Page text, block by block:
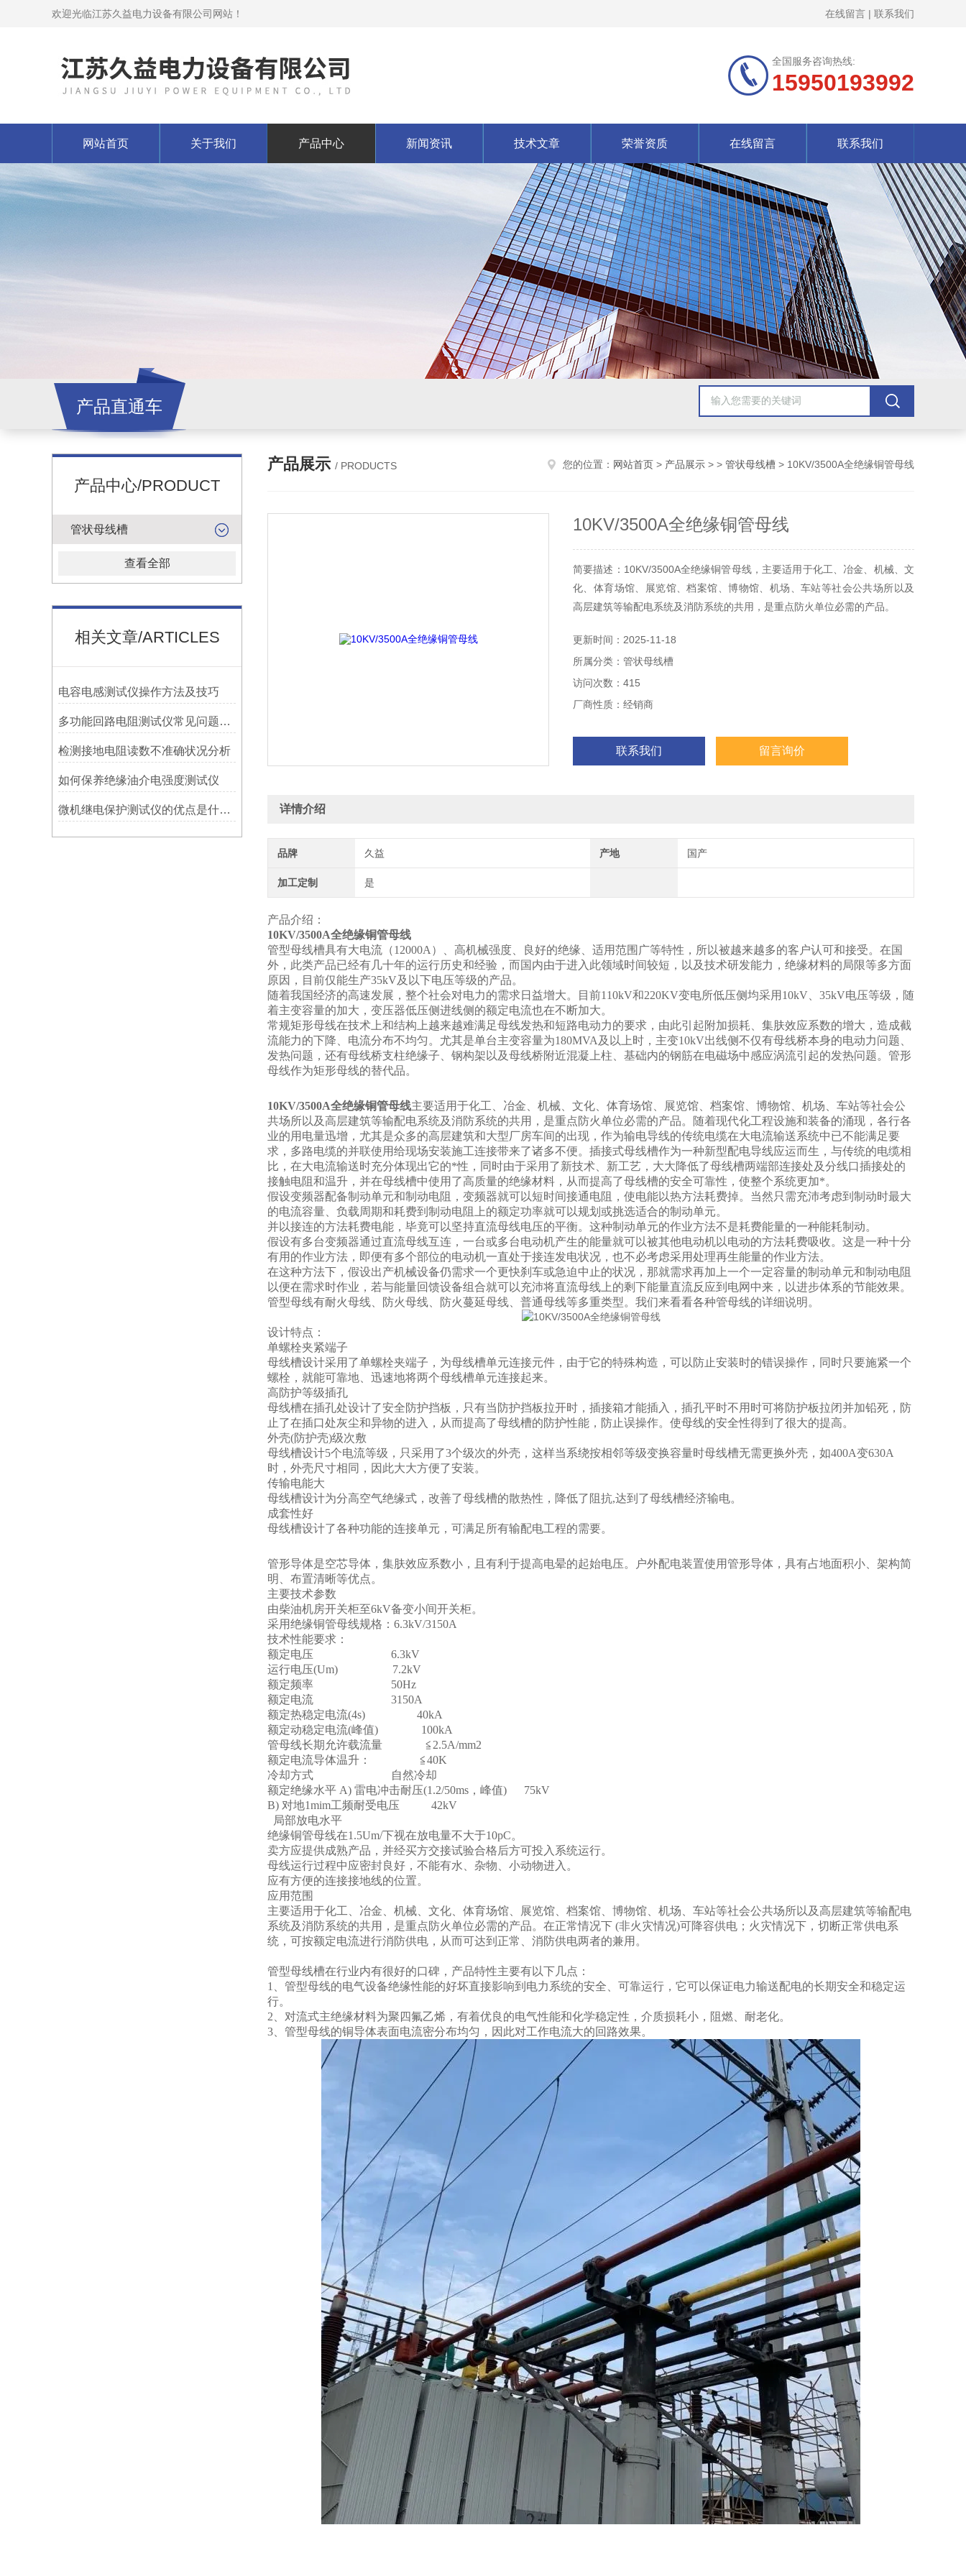
欢迎光临江苏久益电力设备有限公司网站！ 在线留言 | 联系我们
全国服务咨询热线:
15950193992
网站首页 关于我们 产品中心 新闻资讯 技术文章 荣誉资质 在线留言 联系我们
产品直通车
产品中心/PRODUCT
管状母线槽
查看全部
相关文章/ARTICLES
电容电感测试仪操作方法及技巧
多功能回路电阻测试仪常见问题及维护保养
检测接地电阻读数不准确状况分析
如何保养绝缘油介电强度测试仪
微机继电保护测试仪的优点是什么？
产品展示 / PRODUCTS 您的位置： 网站首页 > 产品展示 > > 管状母线槽 > 10KV/3500A全绝缘铜管母线
10KV/3500A全绝缘铜管母线
简要描述：10KV/3500A全绝缘铜管母线，主要适用于化工、冶金、机械、文
化、体育场馆、展览馆、档案馆、博物馆、机场、车站等社会公共场所以及
高层建筑等输配电系统及消防系统的共用，是重点防火单位必需的产品。
更新时间：2025-11-18
所属分类：管状母线槽
访问次数：415
厂商性质：经销商
联系我们 留言询价
详情介绍
品牌 久益 产地 国产
加工定制 是
产品介绍：
10KV/3500A全绝缘铜管母线
管型母线槽具有大电流（12000A）、高机械强度、良好的绝缘、适用范围广等特性，所以被越来越多的客户认可和接受。在国
外，此类产品已经有几十年的运行历史和经验，而国内由于进入此领域时间较短，以及技术研发能力，绝缘材料的局限等多方面
原因，目前仅能生产35kV及以下电压等级的产品。
随着我国经济的高速发展，整个社会对电力的需求日益增大。目前110kV和220KV变电所低压侧均采用10kV、35kV电压等级，随
着主变容量的加大，变压器低压侧进线侧的额定电流也在不断加大。
常规矩形母线在技术上和结构上越来越难满足母线发热和短路电动力的要求，由此引起附加损耗、集肤效应系数的增大，造成截
流能力的下降、电流分布不均匀。尤其是单台主变容量为180MVA及以上时，主变10kV出线侧不仅有母线桥本身的电动力问题、
发热问题，还有母线桥支柱绝缘子、钢构架以及母线桥附近混凝上柱、基础内的钢筋在电磁场中感应涡流引起的发热问题。管形
母线作为矩形母线的替代品。
10KV/3500A全绝缘铜管母线主要适用于化工、冶金、机械、文化、体育场馆、展览馆、档案馆、博物馆、机场、车站等社会公
共场所以及高层建筑等输配电系统及消防系统的共用，是重点防火单位必需的产品。随着现代化工程设施和装备的涌现，各行各
业的用电量迅增，尤其是众多的高层建筑和大型厂房车间的出现，作为输电导线的传统电缆在大电流输送系统中已不能满足要
求，多路电缆的并联使用给现场安装施工连接带来了诸多不便。插接式母线槽作为一种新型配电导线应运而生，与传统的电缆相
比，在大电流输送时充分体现出它的*性，同时由于采用了新技术、新工艺，大大降低了母线槽两端部连接处及分线口插接处的
接触电阻和温升，并在母线槽中使用了高质量的绝缘材料，从而提高了母线槽的安全可靠性，使整个系统更加*。
假设变频器配备制动单元和制动电阻，变频器就可以短时间接通电阻，使电能以热方法耗费掉。当然只需充沛考虑到制动时最大
的电流容量、负载周期和耗费到制动电阻上的额定功率就可以规划或挑选适合的制动单元。
并以接连的方法耗费电能，毕竟可以坚持直流母线电压的平衡。这种制动单元的作业方法不是耗费能量的一种能耗制动。
假设有多台变频器通过直流母线互连，一台或多台电动机产生的能量就可以被其他电动机以电动的方法耗费吸收。这是一种十分
有用的作业方法，即便有多个部位的电动机一直处于接连发电状况，也不必考虑采用处理再生能量的作业方法。
在这种方法下，假设出产机械设备仍需求一个更快刹车或急迫中止的状况，那就需求再加上一个一定容量的制动单元和制动电阻
以便在需求时作业，若与能量回馈设备组合就可以充沛将直流母线上的剩下能量直流反应到电网中来，以进步体系的节能效果。
管型母线有耐火母线、防火母线、防火蔓延母线、普通母线等多重类型。我们来看看各种管母线的详细说明。
设计特点：
单螺栓夹紧端子
母线槽设计采用了单螺栓夹端子，为母线槽单元连接元件，由于它的特殊构造，可以防止安装时的错误操作，同时只要施紧一个
螺栓，就能可靠地、迅速地将两个母线槽单元连接起来。
高防护等级插孔
母线槽在插孔处设计了安全防护挡板，只有当防护挡板拉开时，插接箱才能插入，插孔平时不用时可将防护板拉闭并加铅死，防
止了在插口处灰尘和异物的进入，从而提高了母线槽的防护性能，防止误操作。使母线的安全性得到了很大的提高。
外壳(防护壳)级次敷
母线槽设计5个电流等级，只采用了3个级次的外壳，这样当系绕按相邻等级变换容量时母线槽无需更换外壳，如400A变630A
时，外壳尺寸相同，因此大大方便了安装。
传输电能大
母线槽设计为分高空气绝缘式，改善了母线槽的散热性，降低了阻抗,达到了母线槽经济输电。
成套性好
母线槽设计了各种功能的连接单元，可满足所有输配电工程的需要。
管形导体是空芯导体，集肤效应系数小，且有利于提高电晕的起始电压。户外配电装置使用管形导体，具有占地面积小、架构简
明、布置清晰等优点。
主要技术参数
由柴油机房开关柜至6kV备变小间开关柜。
采用绝缘铜管母线规格：6.3kV/3150A
技术性能要求：
额定电压 6.3kV
运行电压(Um) 7.2kV
额定频率 50Hz
额定电流 3150A
额定热稳定电流(4s) 40kA
额定动稳定电流(峰值) 100kA
管母线长期允许载流量 ≦2.5A/mm2
额定电流导体温升： ≦40K
冷却方式 自然冷却
额定绝缘水平 A) 雷电冲击耐压(1.2/50ms，峰值) 75kV
B) 对地1mim工频耐受电压 42kV
局部放电水平
绝缘铜管母线在1.5Um/下视在放电量不大于10pC。
卖方应提供成熟产品，并经买方交接试验合格后方可投入系统运行。
母线运行过程中应密封良好，不能有水、杂物、小动物进入。
应有方便的连接接地线的位置。
应用范围
主要适用于化工、冶金、机械、文化、体育场馆、展览馆、档案馆、博物馆、机场、车站等社会公共场所以及高层建筑等输配电
系统及消防系统的共用，是重点防火单位必需的产品。在正常情况下 (非火灾情况)可降容供电；火灾情况下，切断正常供电系
统，可按额定电流进行消防供电，从而可达到正常、消防供电两者的兼用。
管型母线槽在行业内有很好的口碑，产品特性主要有以下几点：
1、管型母线的电气设备绝缘性能的好坏直接影响到电力系统的安全、可靠运行，它可以保证电力输送配电的长期安全和稳定运
行。
2、对流式主绝缘材料为聚四氟乙烯，有着优良的电气性能和化学稳定性，介质损耗小，阻燃、耐老化。
3、管型母线的铜导体表面电流密分布均匀，因此对工作电流大的回路效果。